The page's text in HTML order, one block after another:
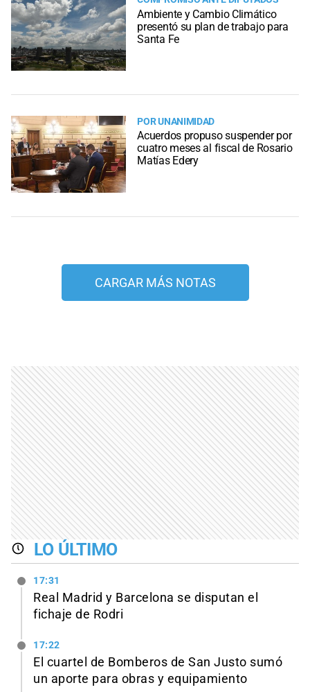
Ambiente y Cambio Climático
presentó su plan de trabajo para
Santa Fe
POR UNANIMIDAD
Acuerdos propuso suspender por
cuatro meses al fiscal de Rosario
Matías Edery
CARGAR MÁS NOTAS
LO ÚLTIMO
17:31
Real Madrid y Barcelona se disputan el
fichaje de Rodri
17:22
El cuartel de Bomberos de San Justo sumó
un aporte para obras y equipamiento